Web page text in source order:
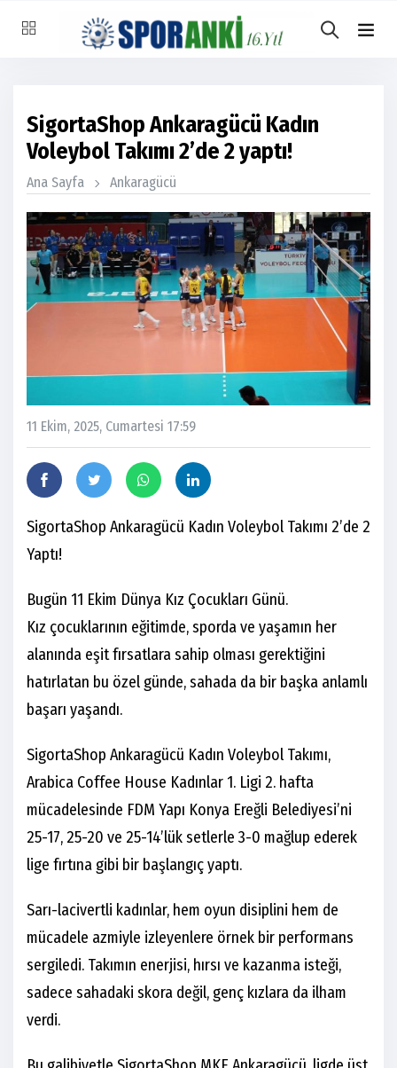
SigortaShop Ankaragücü Kadın
Voleybol Takımı 2’de 2 yaptı!
Ana Sayfa Ankaragücü
11 Ekim, 2025, Cumartesi 17:59
SigortaShop Ankaragücü Kadın Voleybol Takımı 2’de 2
Yaptı!
Bugün 11 Ekim Dünya Kız Çocukları Günü.
Kız çocuklarının eğitimde, sporda ve yaşamın her
alanında eşit fırsatlara sahip olması gerektiğini
hatırlatan bu özel günde, sahada da bir başka anlamlı
başarı yaşandı.
SigortaShop Ankaragücü Kadın Voleybol Takımı,
Arabica Coffee House Kadınlar 1. Ligi 2. hafta
mücadelesinde FDM Yapı Konya Ereğli Belediyesi’ni
25-17, 25-20 ve 25-14’lük setlerle 3-0 mağlup ederek
lige fırtına gibi bir başlangıç yaptı.
Sarı-lacivertli kadınlar, hem oyun disiplini hem de
mücadele azmiyle izleyenlere örnek bir performans
sergiledi. Takımın enerjisi, hırsı ve kazanma isteği,
sadece sahadaki skora değil, genç kızlara da ilham
verdi.